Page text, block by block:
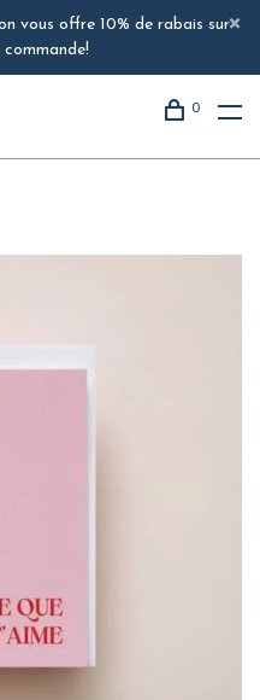
vous offre 10% de rabais sur
0